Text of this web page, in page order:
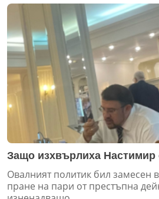
Защо изхвърлиха Настимир
Овалният политик бил замесен
пране на пари от престъпна